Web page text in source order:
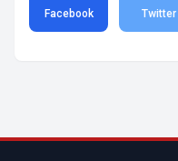
Facebook Twitter